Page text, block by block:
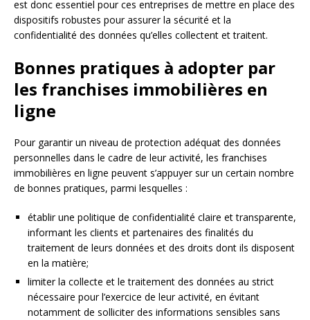
est donc essentiel pour ces entreprises de mettre en place des
dispositifs robustes pour assurer la sécurité et la
confidentialité des données qu’elles collectent et traitent.
Bonnes pratiques à adopter par
les franchises immobilières en
ligne
Pour garantir un niveau de protection adéquat des données
personnelles dans le cadre de leur activité, les franchises
immobilières en ligne peuvent s’appuyer sur un certain nombre
de bonnes pratiques, parmi lesquelles :
établir une politique de confidentialité claire et transparente,
informant les clients et partenaires des finalités du
traitement de leurs données et des droits dont ils disposent
en la matière;
limiter la collecte et le traitement des données au strict
nécessaire pour l’exercice de leur activité, en évitant
notamment de solliciter des informations sensibles sans